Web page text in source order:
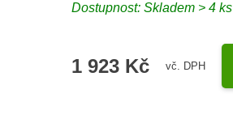
Dostupnost:Skladem > 4 ks
1 923 Kč vč. DPH